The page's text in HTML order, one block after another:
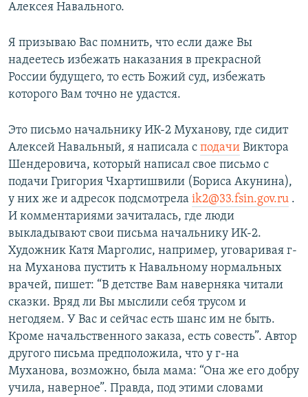
Алексея Навального.
Я призываю Вас помнить, что если даже Вы
надеетесь избежать наказания в прекрасной
России будущего, то есть Божий суд, избежать
которого Вам точно не удастся.
Это письмо начальнику ИК-2 Муханову, где сидит
Алексей Навальный, я написала с подачи Виктора
Шендеровича, который написал свое письмо с
подачи Григория Чхартишвили (Бориса Акунина),
у них же и адресок подсмотрела ik2@33.fsin.gov.ru .
И комментариями зачиталась, где люди
выкладывают свои письма начальнику ИК-2.
Художник Катя Марголис, например, уговаривая г-
на Муханова пустить к Навальному нормальных
врачей, пишет: “В детстве Вам наверняка читали
сказки. Вряд ли Вы мыслили себя трусом и
негодяем. У Вас и сейчас есть шанс им не быть.
Кроме начальственного заказа, есть совесть”. Автор
другого письма предположила, что у г-на
Муханова, возможно, была мама: “Она же его добру
учила, наверное”. Правда, под этими словами